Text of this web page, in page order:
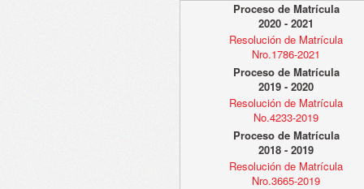
Proceso de Matrícula
2020 - 2021
Resolución de Matrícula
Nro.1786-2021
Proceso de Matrícula
2019 - 2020
Resolución de Matrícula
No.4233-2019
Proceso de Matrícula
2018 - 2019
Resolución de Matrícula
Nro.3665-2019